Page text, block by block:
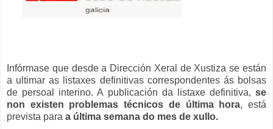
Infórmase que desde a Dirección Xeral de Xustiza se están
a ultimar as listaxes definitivas correspondentes ás bolsas
de persoal interino. A publicación da listaxe definitiva, se
non existen problemas técnicos de última hora, está
prevista para a última semana do mes de xullo.